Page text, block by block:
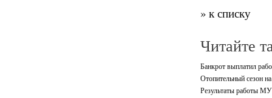
» к списку
Читайте
Банкрот выплатил
Отопительный сезон на
Результаты работы